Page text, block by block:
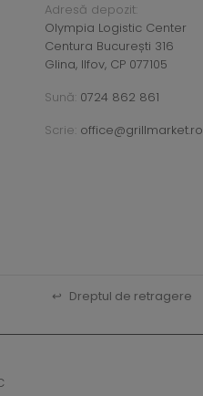
Adresă depozit:
Olympia Logistic Center
Centura București 316
Glina, Ilfov, CP 077105
Sună: 0724 862 861
Scrie: office@grillmarket.ro
↩ Dreptul de retragere